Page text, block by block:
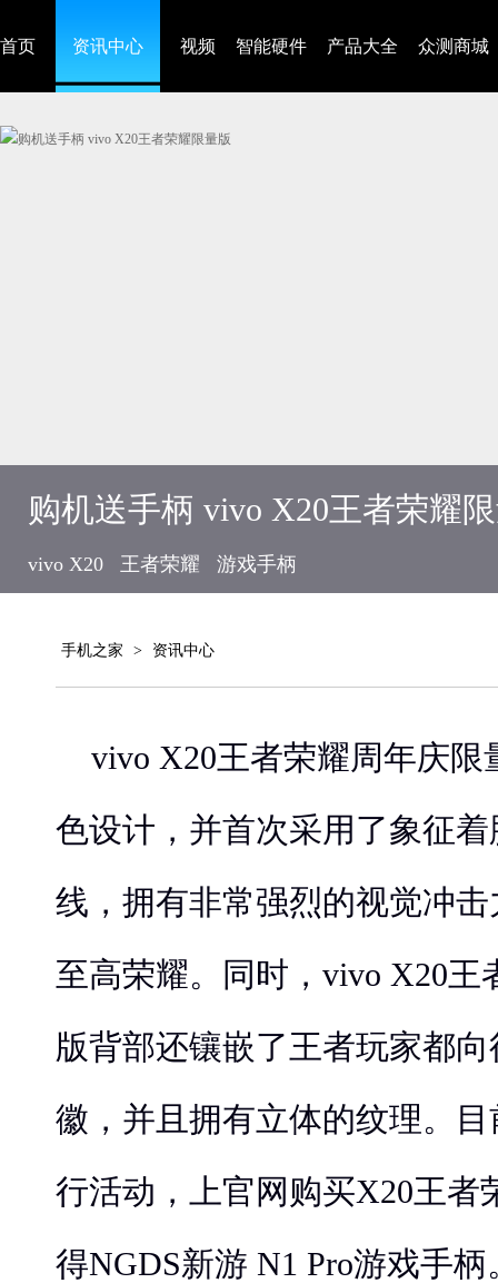
首页 资讯中心 视频 智能硬件 产品大全 众测商城
购机送手柄 vivo X20王者荣耀
vivo X20 王者荣耀 游戏手柄
手机之家 > 资讯中心
vivo X20王者荣耀周年庆限
色设计，并首次采用了象征
线，拥有非常强烈的视觉冲
至高荣耀。同时，vivo X20王
版背部还镶嵌了王者玩家都
徽，并且拥有立体的纹理。
行活动，上官网购买X20王者
得NGDS新游 N1 Pro游戏手柄